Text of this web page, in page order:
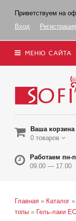
Приветствуем на
Вход
Регистрация
МЕНЮ САЙТА
Ваша корзина
0 товаров
Работаем пн-
09.00 — 17.00
Главная » Каталог »
топы » Гель-лаки